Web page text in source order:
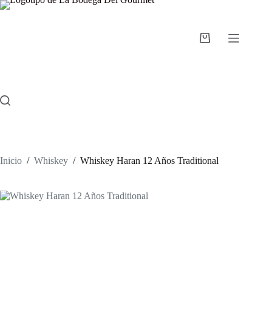
Saltar
Carro
Inicio / Whiskey / Whiskey Haran 12 Años Traditional